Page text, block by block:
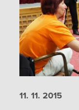
11. 11. 2015